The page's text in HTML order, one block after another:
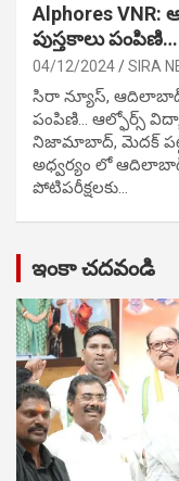
Alphores
పుస్తకాలు పంపిణి…
04/12/2024 SIRA
సిరా న్యూస్, ఆదిలాబాద్:
పంపిణి… ఆల్ఫోర్స్
నిజామాబాద్, మెదక్
అధ్వర్యం లో ఆదిలాబాద్
పోటిప‌రీక్ష‌ల‌కు…
ఇంకా చదవండి